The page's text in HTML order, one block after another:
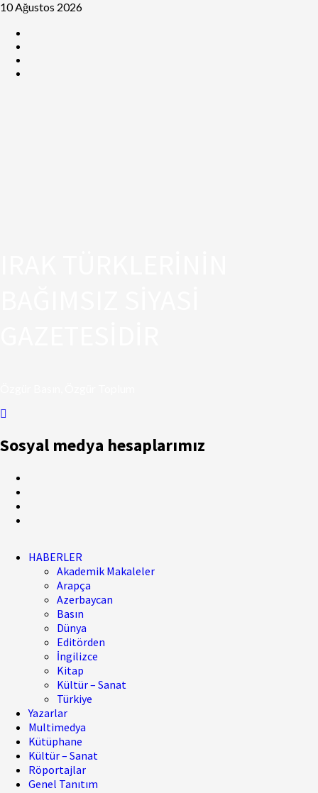
10 Ağustos 2026
Sosyal medya hesaplarımız
HABERLER
Akademik Makaleler
Arapça
Azerbaycan
Basın
Dünya
Editörden
İngilizce
Kitap
Kültür – Sanat
Türkiye
Yazarlar
Multimedya
Kütüphane
Kültür – Sanat
Röportajlar
Genel Tanıtım